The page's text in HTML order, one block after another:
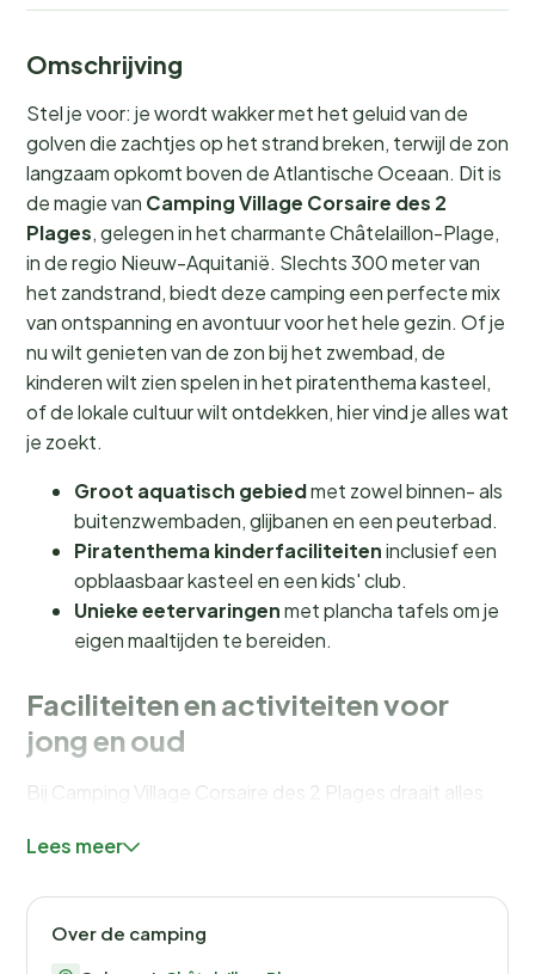
Omschrijving
Stel je voor: je wordt wakker met het geluid van de
golven die zachtjes op het strand breken, terwijl de zon
langzaam opkomt boven de Atlantische Oceaan. Dit is
de magie van Camping Village Corsaire des 2
Plages, gelegen in het charmante Châtelaillon-Plage,
in de regio Nieuw-Aquitanië. Slechts 300 meter van
het zandstrand, biedt deze camping een perfecte mix
van ontspanning en avontuur voor het hele gezin. Of je
nu wilt genieten van de zon bij het zwembad, de
kinderen wilt zien spelen in het piratenthema kasteel,
of de lokale cultuur wilt ontdekken, hier vind je alles wat
je zoekt.
Groot aquatisch gebiedmet zowel binnen- als
buitenzwembaden, glijbanen en een peuterbad.
Piratenthema kinderfaciliteiteninclusief een
opblaasbaar kasteel en een kids' club.
Unieke eetervaringenmet plancha tafels om je
eigen maaltijden te bereiden.
Faciliteiten en activiteiten voor
jong en oud
Bij Camping Village Corsaire des 2 Plages draait alles
een waar paradijs met verwarmde binnen- en
speciaal peuterbad voor de kleintjes. Terwijl de
kinderen zich vermaken in het
Lees meer
Over de camping